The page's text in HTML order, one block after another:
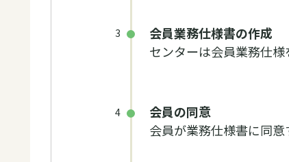
3
会員業務仕様書の作成
センターは会員業務仕
4
会員の同意
会員が業務仕様書に同意